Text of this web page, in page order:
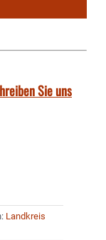
Sie uns
Landkreis